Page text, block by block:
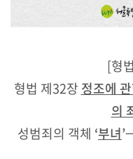
[형
형법 제32장 정조에
의
성범죄의 객체 ‘부녀’